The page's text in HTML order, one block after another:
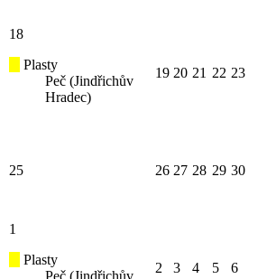
18
Plasty
Peč (Jindřichův
Hradec)
19 20 21 22 23
25 26 27 28 29 30
1
Plasty
2 3 4 5 6